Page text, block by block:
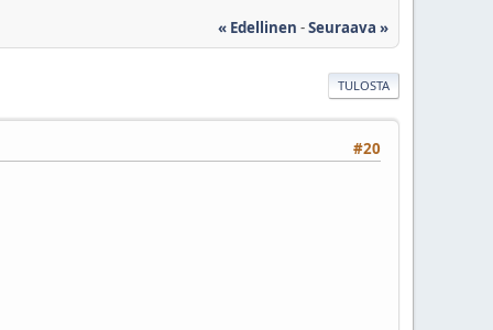
« Edellinen -Seuraava »
TULOSTA
#20